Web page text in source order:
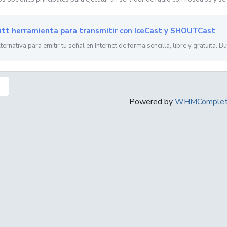
herramienta para transmitir con IceCast y SHOUTCast
para emitir tu señal en Internet de forma sencilla, libre y gratuita.
Powered by